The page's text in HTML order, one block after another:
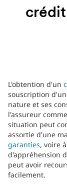
L'obtention d'un
souscription
nature et ses
l'assureur
situation peut
assortie d'une
garanties, voire
d'appréhension
peut avoir
facilement.